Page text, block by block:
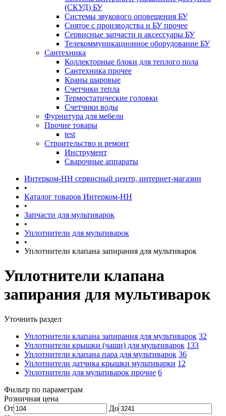
(СКУД) БУ
Системы звукового оповещения БУ
Снятое с производства и БУ прочее
Сервисные запчасти и аксессуары БУ
Телекоммуникационное оборудование БУ
Сантехника
Коллекторные блоки для теплого пола
Сантехника прочее
Краны шаровые
Счетчики тепла
Термоcтатические головки
Счетчики воды
Фурнитура для мебели
Прочие товары
test
Строительство и ремонт
Инструмент
Сварочные аппараты
Интерком-НН сервисный центр, интернет-магазин
•
Каталог товаров Интерком-НН
•
Запчасти для мультиварок
•
Уплотнители для мультиварок
•
Уплотнители клапана запирания для мультиварок
Уплотнители клапана
запирания для мультиварок
Уточнить раздел
Уплотнители клапана запирания для мультиварок 32
Уплотнители крышки (чаши) для мультиварок 133
Уплотнители клапана пара для мультиварок 36
Уплотнители датчика крышки мультиварки 12
Уплотнители для мультиварок прочие 6
Фильтр по параметрам
Розничная цена
От
До